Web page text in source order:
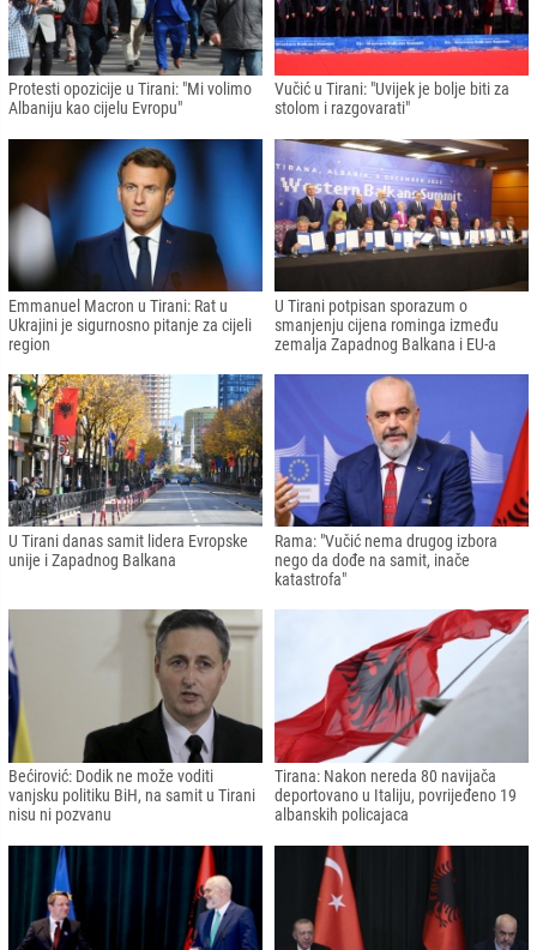
Protesti opozicije u Tirani: "Mi volimo
Albaniju kao cijelu Evropu"
Vučić u Tirani: "Uvijek je bolje biti za
stolom i razgovarati"
Emmanuel Macron u Tirani: Rat u
Ukrajini je sigurnosno pitanje za cijeli
region
U Tirani potpisan sporazum o
smanjenju cijena rominga između
zemalja Zapadnog Balkana i EU-a
U Tirani danas samit lidera Evropske
unije i Zapadnog Balkana
Rama: "Vučić nema drugog izbora
nego da dođe na samit, inače
katastrofa"
Bećirović: Dodik ne može voditi
vanjsku politiku BiH, na samit u Tirani
nisu ni pozvanu
Tirana: Nakon nereda 80 navijača
deportovano u Italiju, povrijeđeno 19
albanskih policajaca